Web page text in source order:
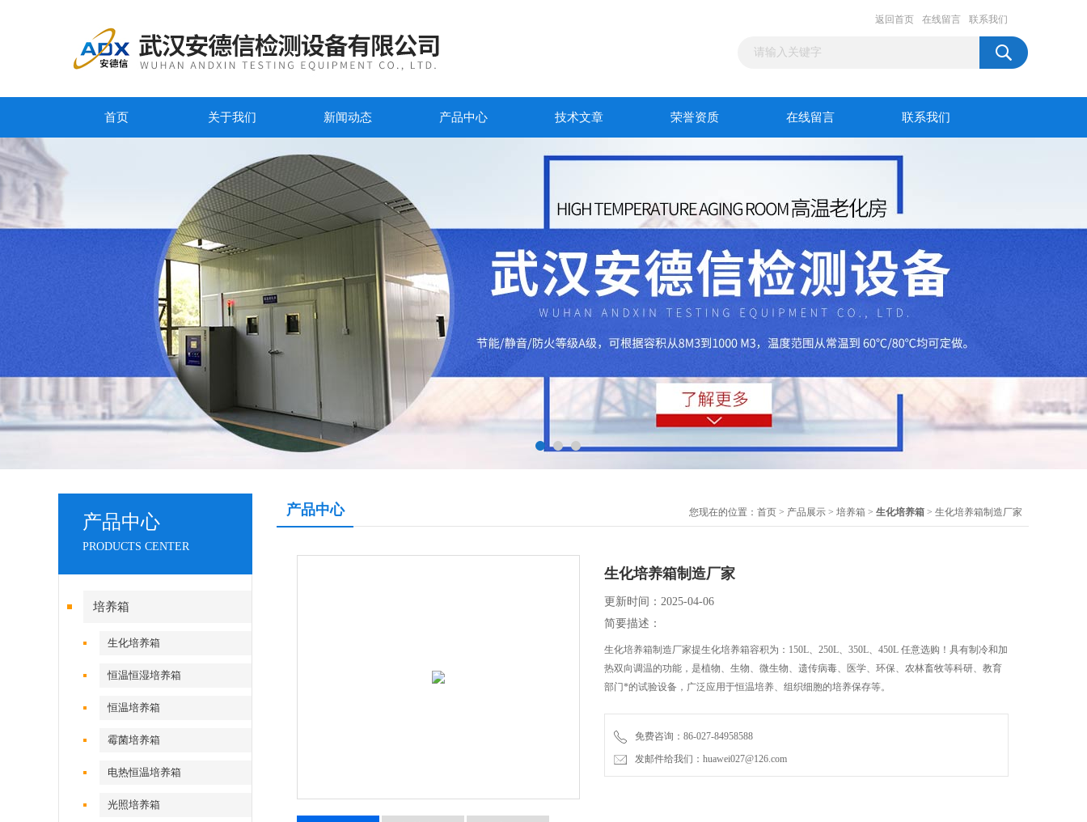
返回首页 在线留言 联系我们
首页 关于我们 新闻动态 产品中心 技术文章 荣誉资质 在线留言 联系我们
产品中心
PRODUCTS CENTER
培养箱
生化培养箱
恒温恒湿培养箱
恒温培养箱
霉菌培养箱
电热恒温培养箱
光照培养箱
产品中心 您现在的位置： 首页 > 产品展示 > 培养箱 > 生化培养箱 > 生化培养箱制造厂家
生化培养箱制造厂家
更新时间：2025-04-06
简要描述：
生化培养箱制造厂家提生化培养箱容积为：150L、250L、350L、450L 任意选购！具有制冷和加
热双向调温的功能，是植物、生物、微生物、遗传病毒、医学、环保、农林畜牧等科研、教育
部门*的试验设备，广泛应用于恒温培养、组织细胞的培养保存等。
免费咨询：86-027-84958588
发邮件给我们：huawei027@126.com